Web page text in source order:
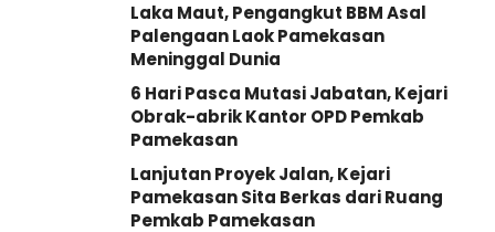
Laka Maut, Pengangkut BBM Asal
Palengaan Laok Pamekasan
Meninggal Dunia
6 Hari Pasca Mutasi Jabatan, Kejari
Obrak-abrik Kantor OPD Pemkab
Pamekasan
Lanjutan Proyek Jalan, Kejari
Pamekasan Sita Berkas dari Ruang
Pemkab Pamekasan